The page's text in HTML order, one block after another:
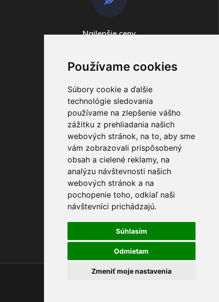
Používame cookies
Súbory cookie a ďalšie
technológie sledovania
používame na zlepšenie vášho
zážitku z prehliadania našich
webových stránok, na to, aby sme
vám zobrazovali prispôsobený
obsah a cielené reklamy, na
analýzu návštevnosti našich
webových stránok a na
pochopenie toho, odkiaľ naši
návštevníci prichádzajú.
Súhlasím
Odmietam
Zmeniť moje nastavenia
Najlepšie ceny
Odosielame
V príebehu do 4 dní
Máte otázky ?
+421 903 274 997
Created by dudik.net